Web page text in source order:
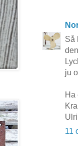
Så
ju
Ha
11